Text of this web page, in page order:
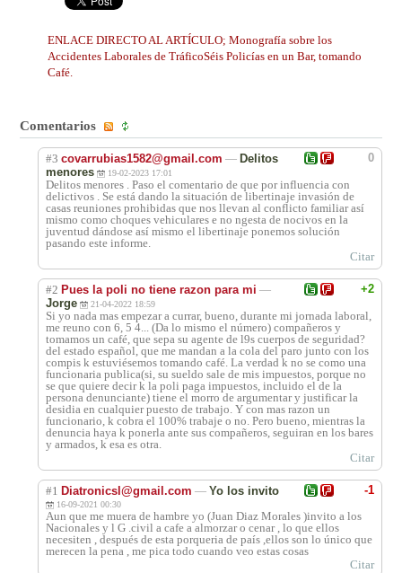
ENLACE DIRECTO AL ARTÍCULO; Monografía sobre los
Accidentes Laborales de TráficoSéis Policías en un Bar, tomando
Café.
Comentarios
0
#3 covarrubias1582@gmail.com — Delitos
menores
19-02-2023 17:01
Delitos menores . Paso el comentario de que por influencia con
delictivos . Se está dando la situación de libertinaje invasión de
casas reuniones prohibidas que nos llevan al conflicto familiar así
mismo como choques vehiculares e no ngesta de nocivos en la
juventud dándose así mismo el libertinaje ponemos solución
pasando este informe.
Citar
+2
#2 Pues la poli no tiene razon para mi —
Jorge
21-04-2022 18:59
Si yo nada mas empezar a currar, bueno, durante mi jornada laboral,
me reuno con 6, 5 4... (Da lo mismo el número) compañeros y
tomamos un café, que sepa su agente de l9s cuerpos de seguridad?
del estado español, que me mandan a la cola del paro junto con los
compis k estuviésemos tomando café. La verdad k no se como una
funcionaria publica(si, su sueldo sale de mis impuestos, porque no
se que quiere decir k la poli paga impuestos, incluido el de la
persona denunciante) tiene el morro de argumentar y justificar la
desidia en cualquier puesto de trabajo. Y con mas razon un
funcionario, k cobra el 100% trabaje o no. Pero bueno, mientras la
denuncia haya k ponerla ante sus compañeros, seguiran en los bares
y armados, k esa es otra.
Citar
-1
#1 Diatronicsl@gmail.com —Yo los invito
16-09-2021 00:30
Aun que me muera de hambre yo (Juan Diaz Morales )invito a los
Nacionales y l G .civil a cafe a almorzar o cenar , lo que ellos
necesiten , después de esta porqueria de país ,ellos son lo único que
merecen la pena , me pica todo cuando veo estas cosas
Citar